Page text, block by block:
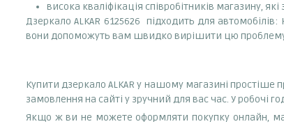
висока кваліфікація співробітників магазину,
Дзеркало ALKAR 6125626 підходить для
вони допоможуть вам швидко вирішити цю
Купити дзеркало ALKAR у нашому магазині
замовлення на сайті у зручний для вас час. У
Якщо ж ви не можете оформляти покупку онлайн,